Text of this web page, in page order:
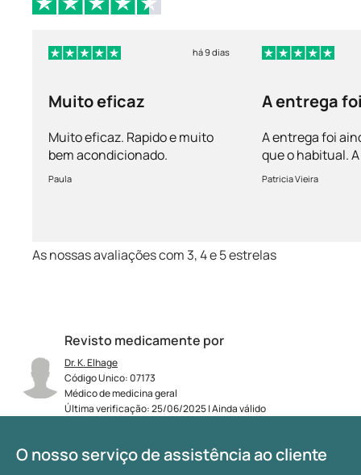
Revisto medicamente por
Dr. K. Elhage
Código Unico: 07173
Médico de medicina geral
Última verificação: 25/06/2025 | Ainda válido
há 9 dias
Muito eficaz
Muito eficaz. Rapido e muito
bem acondicionado.
Paula
A entrega
A entrega foi
que o habitual.
vem bem
Patricia Vieira
As nossas avaliações com 3, 4 e 5 estrelas
O nosso serviço de assistência ao cliente